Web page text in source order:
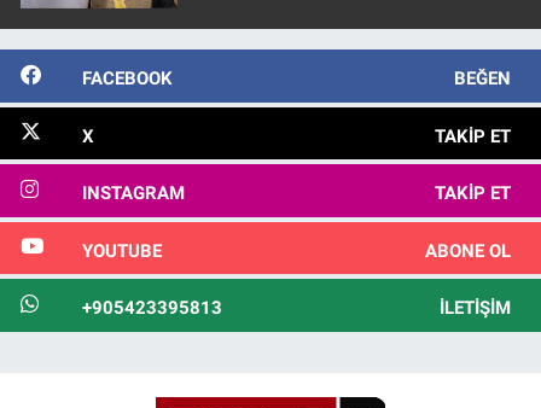
FACEBOOK BEĞEN
X TAKIP ET
INSTAGRAM TAKIP ET
YOUTUBE ABONE OL
+905423395813 İLETIŞIM